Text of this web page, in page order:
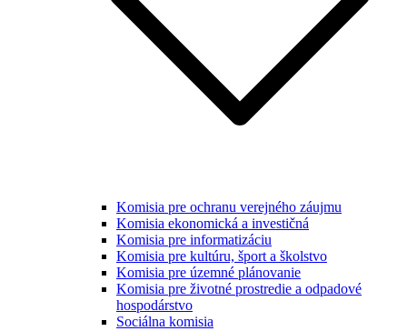
Komisia pre ochranu verejného záujmu
Komisia ekonomická a investičná
Komisia pre informatizáciu
Komisia pre kultúru, šport a školstvo
Komisia pre územné plánovanie
Komisia pre životné prostredie a odpadové
hospodárstvo
Sociálna komisia